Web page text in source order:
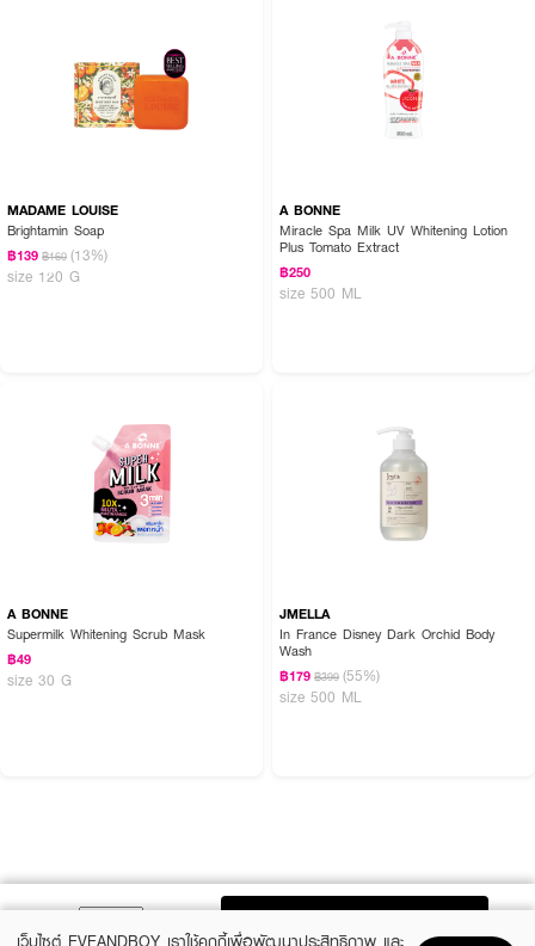
MADAME LOUISE
Brightamin Soap
฿139 ฿160 (13%)
size 120 G
A BONNE
Miracle Spa Milk UV Whitening Lotion
Plus Tomato Extract
฿250
size 500 ML
A BONNE
Supermilk Whitening Scrub Mask
฿49
size 30 G
JMELLA
In France Disney Dark Orchid Body
Wash
฿179 ฿399 (55%)
size 500 ML
เว็บไซต์ EVEANDBOY เราใช้คุกกี้เพื่อพัฒนาประสิทธิภาพ และ